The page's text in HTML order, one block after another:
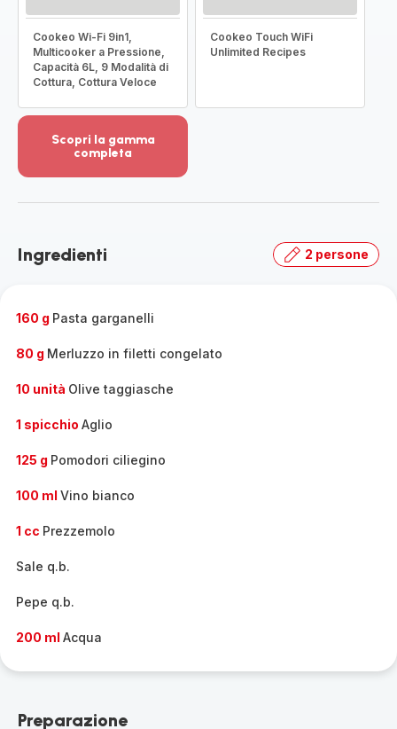
Cookeo Wi-Fi 9in1,
Multicooker a Pressione,
Capacità 6L, 9 Modalità di
Cottura, Cottura Veloce
Cookeo Touch WiFi
Unlimited Recipes
Scopri la gamma
completa
dettagli
la
Ingredienti 2 persone
160 g Pasta garganelli
80 g Merluzzo in filetti congelato
10 unità Olive taggiasche
1 spicchio Aglio
125 g Pomodori ciliegino
100 ml Vino bianco
1 cc Prezzemolo
Sale q.b.
Pepe q.b.
200 ml Acqua
Preparazione